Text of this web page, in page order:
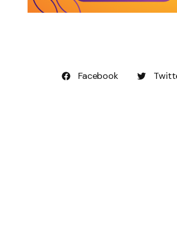
Facebook